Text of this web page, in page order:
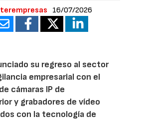
16/07/2026
su regreso al sector
empresarial con el
cámaras IP de
y grabadores de vídeo
con la tecnología de